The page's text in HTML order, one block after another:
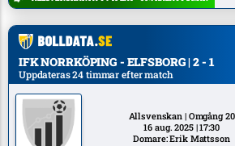
IFK NORRKÖPING - ELFSBORG | 2 - 1
Uppdateras 24 timmar efter match
Allsvenskan | Omgång 20
16 aug. 2025 | 17:30
Domare: Erik Mattsson